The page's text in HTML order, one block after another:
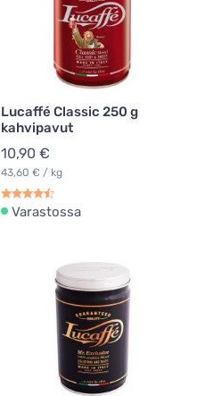
Lucaffé Classic 250 g
kahvipavut
10,90 €
43,60 € / kg
Varastossa